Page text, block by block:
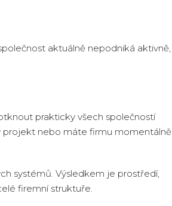
aktuálně nepodniká aktivně,
prakticky všech společností
projekt nebo máte firmu momentálně
systémů. Výsledkem je prostředí,
firemní struktuře.